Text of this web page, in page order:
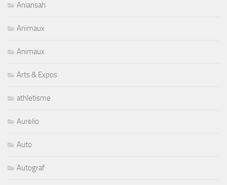
Aniansah
Animaux
Animaux
Arts & Expos
athletisme
Aurelio
Auto
Autograf